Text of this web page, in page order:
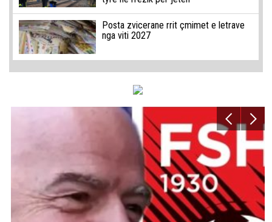
Posta zvicerane rrit çmimet e letrave
nga viti 2027